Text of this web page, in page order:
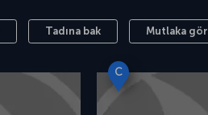
Tadına bak Mutlaka gör
C